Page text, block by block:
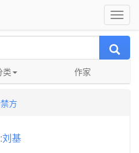
类 作家
方
刘基